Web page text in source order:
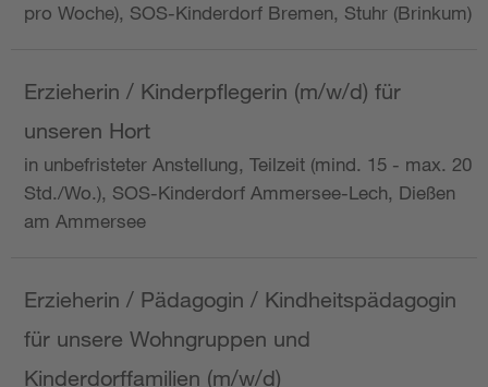
pro Woche), SOS-Kinderdorf Bremen, Stuhr (Brinkum)
Erzieherin / Kinderpflegerin (m/w/d) für
unseren Hort
in unbefristeter Anstellung, Teilzeit (mind. 15 - max. 20
Std./Wo.), SOS-Kinderdorf Ammersee-Lech, Dießen
am Ammersee
Erzieherin / Pädagogin / Kindheitspädagogin
für unsere Wohngruppen und
Kinderdorffamilien (m/w/d)